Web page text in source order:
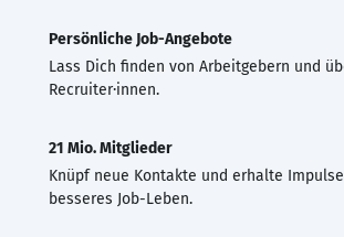
Persönliche Job-Angebote
Lass Dich finden von Arbeitgebern und
Recruiter·innen.
21 Mio. Mitglieder
Knüpf neue Kontakte und erhalte
besseres Job-Leben.